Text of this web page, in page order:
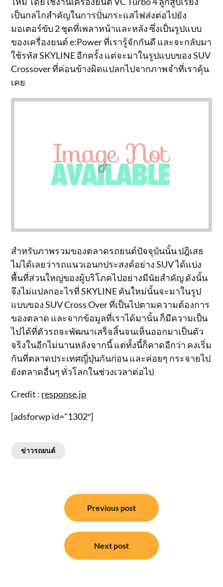
เป็นกลไกสำคัญในการปั่นกระแสไฟส่งต่อไปยัง
มอเตอร์ขับ 2 ชุดที่เพลาหน้าและหลัง ซึ่งเป็นรูปแบบ
ของเครื่องยนต์ e:Power ที่เรารู้จักกันดี และจะกลับมา
ใช้รหัส SKYLINE อีกครั้ง แต่จะมาในรูปแบบของ SUV
Crossover ที่ค่อนข้างผิดแปลกไปจากภาพจำที่เราคุ้น
เคย
สำหรับภาพรวมของตลาดรถยนต์ปัจจุบันนั้น ปฎิเสธ
ไม่ได้เลยว่ารถแนวเอนกประสงค์อย่าง SUV ได้แบ่ง
พื้นที่ส่วนใหญ่ของผู้บริโภคไปอย่างมีนัยสำคัญ ดังนั้น
จึงไม่แปลกอะไรที่ SKYLINE คันใหม่นั้นจะมาในรูป
แบบของ SUV Cross Over ที่เป็นไปตามความต้องการ
ของตลาด และจากข้อมูลที่เราได้มานั้น ก็มีความเป็น
ไปได้ที่ตัวรถจะพัฒนาเสร็จสิ้นจนเห็นออกมาเป็นตัว
จริงในอีกไม่นานหลังจากนี้ แต่ทั้งนี้ก็คาดอีกว่า คงเริ่ม
กันที่ตลาดประเทศญี่ปุ่นกันก่อน และค่อยๆ กระจายไป
ยังตลาดอื่นๆ ทั่วโลกในช่วงเวลาต่อไป
Credit : response.jp
[adsforwp id=”1302″]
ข่าวรถยนต์
Previous post
Next post